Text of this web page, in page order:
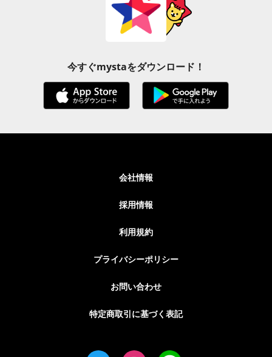
今すぐmystaをダウンロード！
会社情報
採用情報
利用規約
プライバシーポリシー
お問い合わせ
特定商取引に基づく表記